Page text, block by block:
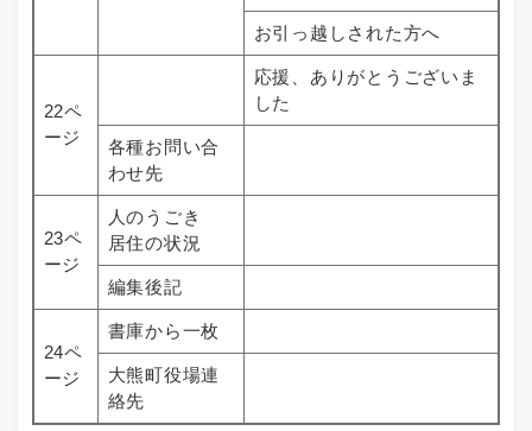
お引っ越しされた方へ
22ペ
ージ
応援、ありがとうございま
した
各種お問い合
わせ先
23ペ
ージ
人のうごき
居住の状況
編集後記
24ペ
ージ
書庫から一枚
大熊町役場連
絡先